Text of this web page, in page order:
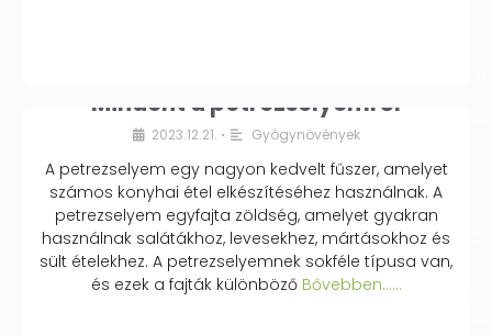
Mindent a petrezselyemről
2023.12.21. • Gyógynövények
A petrezselyem egy nagyon kedvelt fűszer, amelyet
számos konyhai étel elkészítéséhez használnak. A
petrezselyem egyfajta zöldség, amelyet gyakran
használnak salátákhoz, levesekhez, mártásokhoz és
sült ételekhez. A petrezselyemnek sokféle típusa van,
és ezek a fajták különbözőBővebben...…